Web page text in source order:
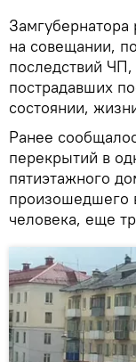
на совещании,
последствий
пострадавших
состоянии,
Ранее
перекрытий в
пятиэтажного
произошедшего
человека, еще